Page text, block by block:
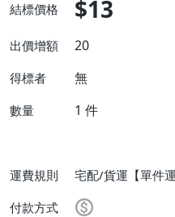
結標價格 $13
出價增額 20
得標者 無
數量 1 件
運費規則
宅配/貨運【單件
滿$9999免運費】
付款方式